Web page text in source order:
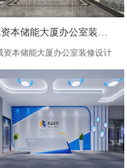
资本储能大厦办公室装修设计